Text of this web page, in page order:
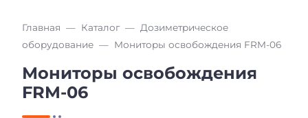
Главная Каталог
Дозиметрическое
оборудование
Мониторы освобождения FRM-06
Мониторы освобождения
FRM-06